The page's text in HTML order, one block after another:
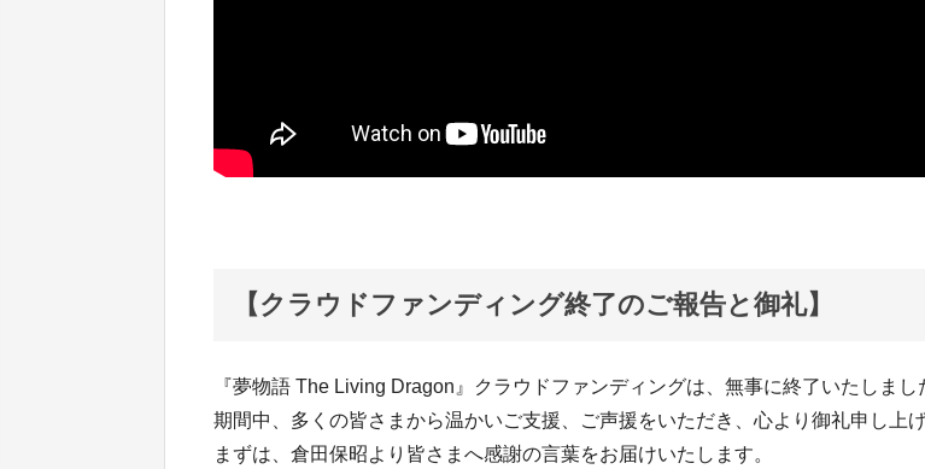
【クラウドファンディング終了のご報告と御礼】
『夢物語 The Living Dragon』クラウドファンディングは、無事に終了いたしまし
期間中、多くの皆さまから温かいご支援、ご声援をいただき、心より御礼申し上げ
まずは、倉田保昭より皆さまへ感謝の言葉をお届けいたします。